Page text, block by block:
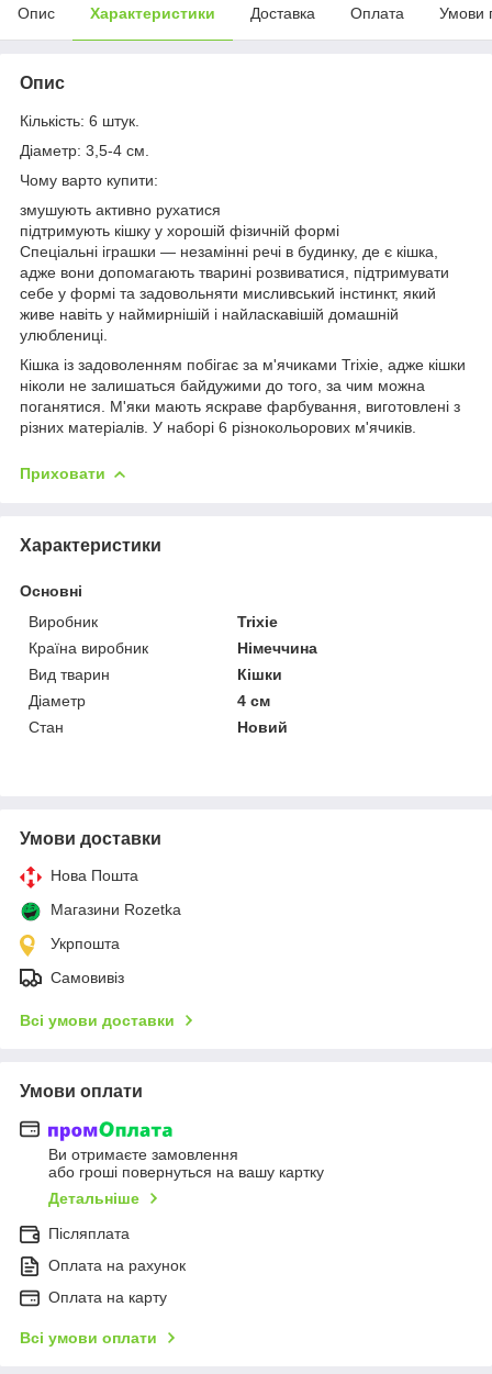
Опис Характеристики Доставка Оплата Умови
Опис
Кількість: 6 штук.
Діаметр: 3,5-4 см.
Чому варто купити:
змушують активно рухатися
підтримують кішку у хорошій фізичній формі
Спеціальні іграшки — незамінні речі в будинку, де є кішка,
адже вони допомагають тварині розвиватися, підтримувати
себе у формі та задовольняти мисливський інстинкт, який
живе навіть у наймирнішій і найласкавішій домашній
улюблениці.
Кішка із задоволенням побігає за м'ячиками Trixiе, адже кішки
ніколи не залишаться байдужими до того, за чим можна
поганятися. М'яки мають яскраве фарбування, виготовлені з
різних матеріалів. У наборі 6 різнокольорових м'ячиків.
Приховати
Характеристики
Основні
Виробник
Trixie
Країна виробник
Німеччина
Вид тварин
Кішки
Діаметр
4 см
Стан
Новий
Умови доставки
Нова Пошта
Магазини Rozetka
Укрпошта
Самовивіз
Всі умови доставки
Умови оплати
Ви отримаєте замовлення
або гроші повернуться на вашу картку
Детальніше
Післяплата
Оплата на рахунок
Оплата на карту
Всі умови оплати